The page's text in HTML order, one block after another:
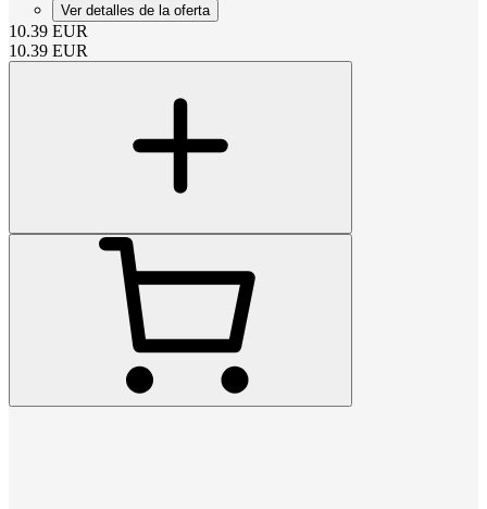
Ver detalles de la oferta
10.39 EUR
10.39 EUR